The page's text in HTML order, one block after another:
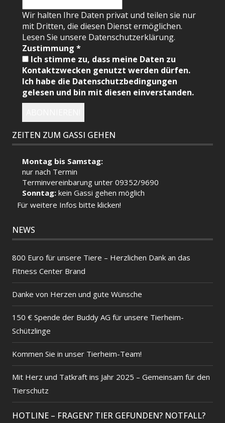
Wir halten Ihre Daten privat und teilen sie nur
mit Dritten, die diesen Dienst ermöglichen.
Lesen Sie unsere Datenschutzerklärung.
Zustimmung*
Ich stimme zu, dass meine Daten zu
Kontaktzwecken genutzt werden dürfen.
Ich habe die Datenschutzbedingungen
gelesen und bin mit diesen einverstanden.
ZEITEN ZUM GASSI GEHEN
Montag bis Samstag:
nur nach Termin
Terminvereinbarung unter 09352/9690
Sonntag:kein Gassi gehen möglich
Für weitere Infos bitte klicken!
NEWS
800 Euro für unsere Tiere – Herzlichen Dank an das
Fitness Center Brand
Danke von Herzen und gute Wünsche
150 € Spende der Buddy AG für unsere Tierheim-
Schützlinge
Kommen Sie in unser Tierheim-Team!
Mit Herz und Tatkraft ins Jahr 2025 – Gemeinsam für den
Tierschutz
HOTLINE – FRAGEN? TIER GEFUNDEN? NOTFALL?